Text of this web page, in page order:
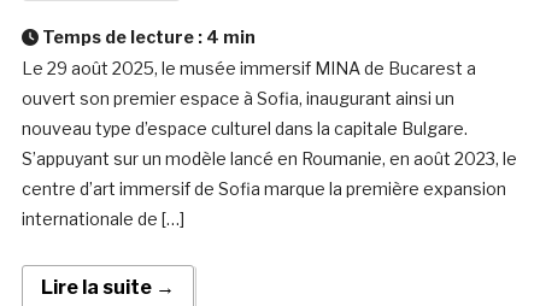
Temps de lecture : 4 min
Le 29 août 2025, le musée immersif MINA de Bucarest a
ouvert son premier espace à Sofia, inaugurant ainsi un
nouveau type d’espace culturel dans la capitale Bulgare.
S’appuyant sur un modèle lancé en Roumanie, en août 2023, le
centre d’art immersif de Sofia marque la première expansion
internationale de […]
Lire la suite →